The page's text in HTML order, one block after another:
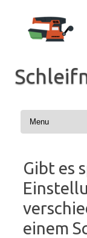
springen
Gibt es
einem